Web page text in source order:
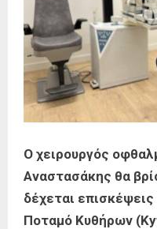
Ο χειρουργός
Αναστασάκης θα
δέχεται
Ποταμό Κυθήρων